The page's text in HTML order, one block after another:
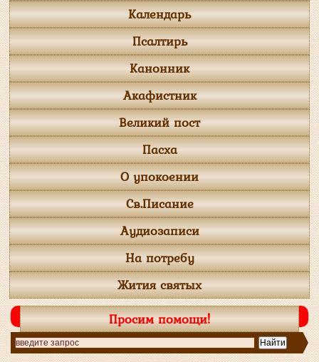
Календарь
Псалтирь
Канонник
Акафистник
Великий пост
Пасха
О упокоении
Св.Писание
Аудиозаписи
На потребу
Жития святых
Просим помощи!